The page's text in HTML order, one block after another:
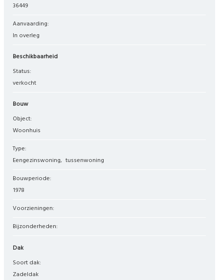
36449
Aanvaarding:
In overleg
Beschikbaarheid
Status:
verkocht
Bouw
Object:
woonhuis
Type:
eengezinswoning tussenwoning
Bouwperiode:
1978
Voorzieningen:
Bijzonderheden:
Dak
Soort dak:
Zadeldak